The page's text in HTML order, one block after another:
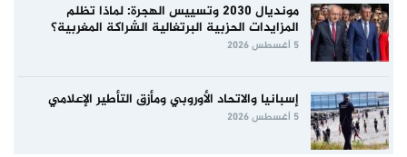
مونديال 2030 وتسييس الهجرة: لماذا تظلم
المزايدات الحزبية البرتغالية الشراكة المغربية؟
5 أغسطس 2026
إسبانيا والاتحاد الأوروبي ومأزق التأطير الإعلامي
5 أغسطس 2026